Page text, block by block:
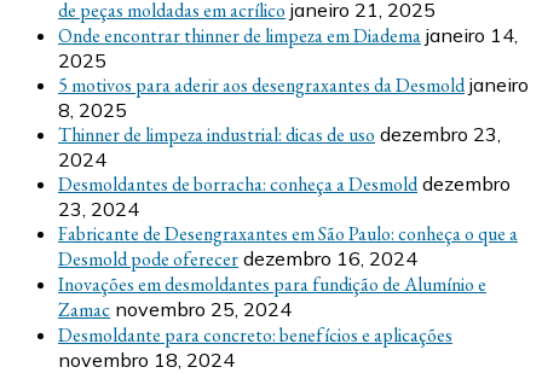
de peças moldadas em acrílico janeiro 21, 2025
Onde encontrar thinner de limpeza em Diadema janeiro 14,
2025
5 motivos para aderir aos desengraxantes da Desmold janeiro
8, 2025
Thinner de limpeza industrial: dicas de uso dezembro 23,
2024
Desmoldantes de borracha: conheça a Desmold dezembro
23, 2024
Fabricante de Desengraxantes em São Paulo: conheça o que a
Desmold pode oferecer dezembro 16, 2024
Inovações em desmoldantes para fundição de Alumínio e
Zamac novembro 25, 2024
Desmoldante para concreto: benefícios e aplicações
novembro 18, 2024